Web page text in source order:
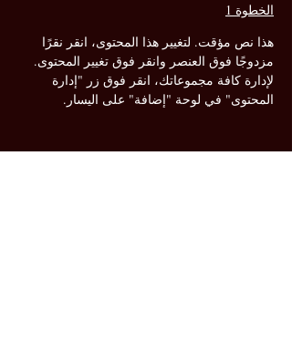
الخطوة 1
هذا نص مؤقت. لتغيير هذا المحتوى، انقر نقرًا
مزدوجًا فوق العنصر وانقر فوق تغيير المحتوى.
لإدارة كافة مجموعاتك، انقر فوق زر "إدارة
المحتوى" في لوحة "إضافة" على اليسار.
الخطوة 2